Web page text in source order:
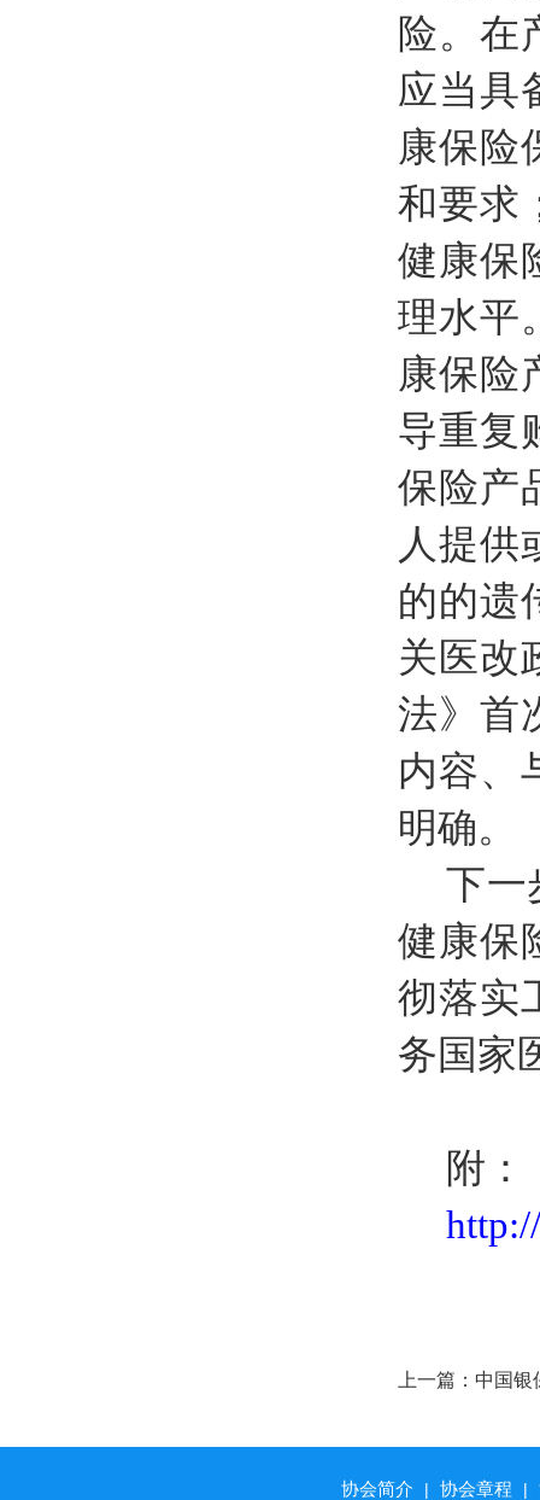
险。在
应当具
康保险
和要求
健康保
理水平
康保险
导重复
保险产
人提供
的的遗
关医改
法》首
内容、
明确。
下一
健康保
彻落实
务国家
附：
上一篇： 中国银
意见
协会简介
| 协会章程 |